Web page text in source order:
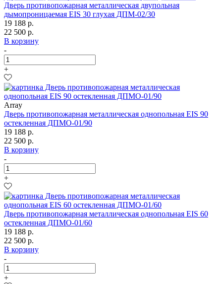
Дверь противопожарная металлическая двупольная
дымопроницаемая EIS 30 глухая ДПМ-02/30
19 188 р.
22 500 р.
В корзину
-
+
Array
Дверь противопожарная металлическая однопольная EIS 90
остекленная ДПМО-01/90
19 188 р.
22 500 р.
В корзину
-
+
Дверь противопожарная металлическая однопольная EIS 60
остекленная ДПМО-01/60
19 188 р.
22 500 р.
В корзину
-
+